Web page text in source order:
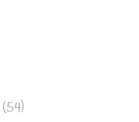
(54)